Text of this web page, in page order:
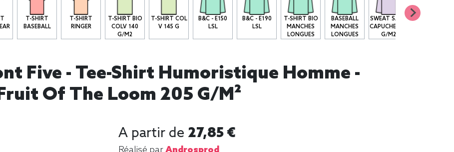
T-SHIRT
BASEBALL
T-SHIRT
RINGER
T-SHIRT BIO
COLV 140
G/M2
T-SHIRT COL
V 145 G
B&C - E150
LSL
B&C - E190
LSL
T-SHIRT BIO
MANCHES
LONGUES
BASEBALL
MANCHES
LONGUES
SWEAT SANS
CAPUCHE 280
G/M2
SWEAT SHIRT
Five - Tee-Shirt Humoristique Homme -
Of The Loom 205 G/m²
A partir de 27,85 €
Réalisé parAndrosprod